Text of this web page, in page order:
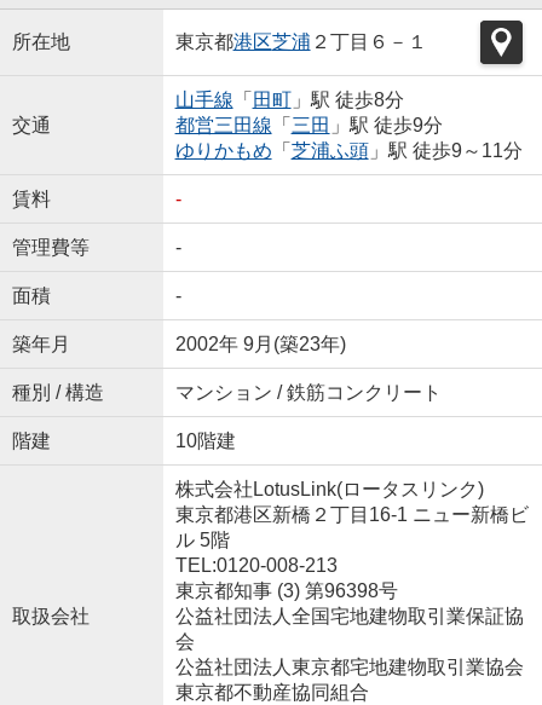
所在地 東京都港区芝浦 ２丁目６－１
交通
山手線 「 田町」駅 徒歩8分
都営三田線 「 三田 」駅 徒歩9分
ゆりかもめ 「 芝浦ふ頭」駅 徒歩9～11分
賃料 -
管理費等 -
面積 -
築年月 2002年 9月(築23年)
種別 / 構造 マンション / 鉄筋コンクリート
階建 10階建
取扱会社
株式会社LotusLink(ロータスリンク)
東京都港区新橋２丁目16-1 ニュー新橋ビ
ル 5階
TEL:0120-008-213
東京都知事 (3) 第96398号
公益社団法人全国宅地建物取引業保証協
会
公益社団法人東京都宅地建物取引業協会
東京都不動産協同組合